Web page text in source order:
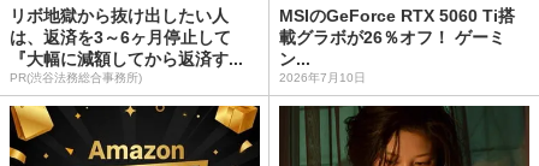
リボ地獄から抜け出したい人
は、返済を3～6ヶ月停止して
『大幅に減額してから返済す...
PR(渋谷法務総合事務所)
MSIのGeForce RTX 5060 Ti搭
載グラボが26％オフ！ ゲーミ
ン...
2026年7月10日